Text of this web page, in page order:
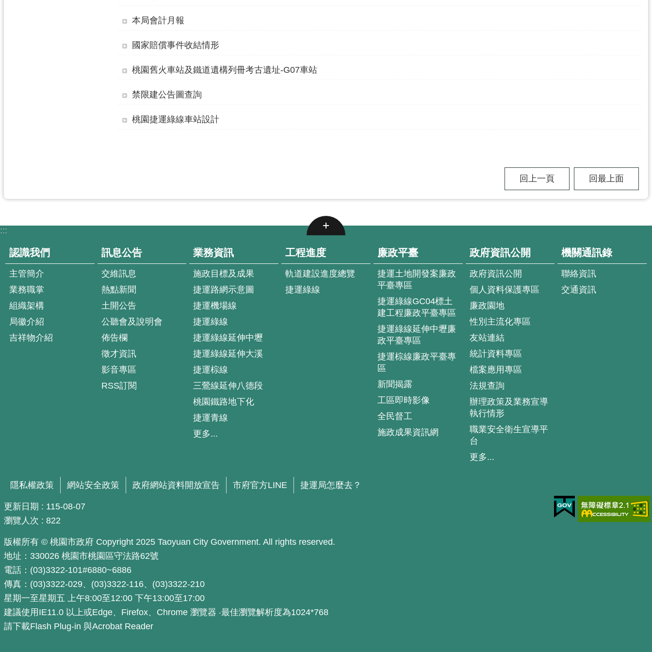
本局會計月報
國家賠償事件收結情形
桃園舊火車站及鐵道遺構列冊考古遺址-G07車站
禁限建公告圖查詢
桃園捷運綠線車站設計
回上一頁 回最上面
:::
認識我們
主管簡介
業務職掌
組織架構
局徽介紹
吉祥物介紹
訊息公告
交維訊息
熱點新聞
土開公告
公聽會及說明會
佈告欄
徵才資訊
影音專區
RSS訂閱
業務資訊
施政目標及成果
捷運路網示意圖
捷運機場線
捷運綠線
捷運綠線延伸中壢
捷運綠線延伸大溪
捷運棕線
三鶯線延伸八德段
桃園鐵路地下化
捷運青線
更多...
工程進度
軌道建設進度總覽
捷運綠線
廉政平臺
捷運土地開發案廉政
平臺專區
捷運綠線GC04標土
建工程廉政平臺專區
捷運綠線延伸中壢廉
政平臺專區
捷運棕線廉政平臺專
區
新聞揭露
工區即時影像
全民督工
施政成果資訊網
政府資訊公開
政府資訊公開
個人資料保護專區
廉政園地
性別主流化專區
友站連結
統計資料專區
檔案應用專區
法規查詢
辦理政策及業務宣導
執行情形
職業安全衛生宣導平
台
更多...
機關通訊錄
聯絡資訊
交通資訊
隱私權政策 網站安全政策 政府網站資料開放宣告 市府官方LINE 捷運局怎麼去？
更新日期
115-08-07
瀏覽人次
822
版權所有 © 桃園市政府 Copyright 2025 Taoyuan City Government. All rights reserved.
地址：330026 桃園市桃園區守法路62號
電話：(03)3322-101#6880~6886
傳真：(03)3322-029、(03)3322-116、(03)3322-210
星期一至星期五 上午8:00至12:00 下午13:00至17:00
建議使用IE11.0 以上或Edge、Firefox、Chrome 瀏覽器 ‧最佳瀏覽解析度為1024*768
請下載Flash Plug-in 與Acrobat Reader